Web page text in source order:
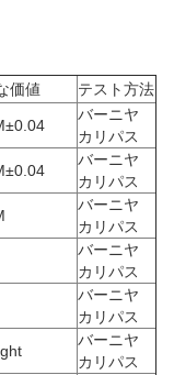
価値 テスト方法
バーニヤ
カリパス
バーニヤ
カリパス
バーニヤ
カリパス
バーニヤ
カリパス
バーニヤ
カリパス
バーニヤ
カリパス